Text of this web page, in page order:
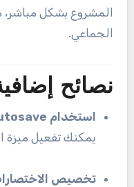
المشروع بشكل
الجماعي.
نصائح
استخدام Autosave
يمكنك تفعيل ميزة
تخصيص